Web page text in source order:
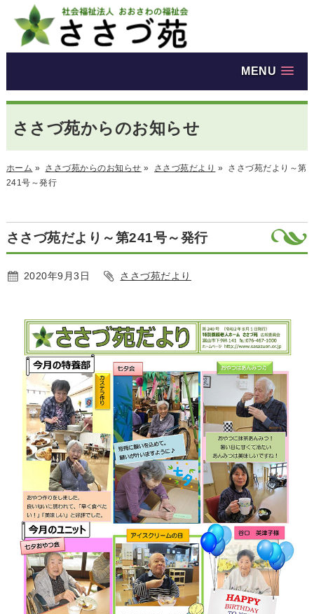
MENU
ささづ苑からのお知らせ
ホーム » ささづ苑からのお知らせ » ささづ苑だより » ささづ苑だより～第
241号～発行
ささづ苑だより～第241号～発行
2020年9月3日 ささづ苑だより